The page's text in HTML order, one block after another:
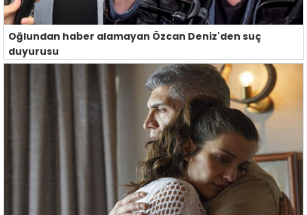
Oğlundan haber alamayan Özcan Deniz'den suç
duyurusu